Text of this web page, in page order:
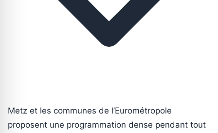
Metz et les communes de l’Eurométropole
proposent une programmation dense pendant tout